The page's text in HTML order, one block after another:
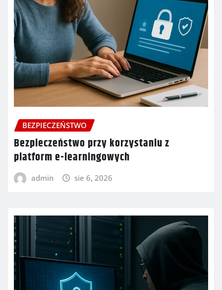
BEZPIECZEŃSTWO
Bezpieczeństwo przy korzystaniu z
platform e-learningowych
admin sie 6, 2026